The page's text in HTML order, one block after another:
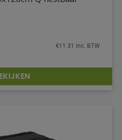
DETAILS
€11.31 inc. BTW